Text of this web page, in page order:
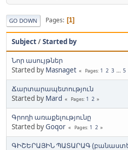
GO DOWN Pages 1
Subject/Started by
Նոր ասույթներ
Started by Masnaget Pages 1 2 3 ... 5
Ճարտարապետություն
Started by Mard Pages 1 2
Գրողի առաքելությունը
Started byGoqor Pages 1 2
ԳԻՇԵՐԱՅԻՆ ՊԱՏԱՐԱԳ